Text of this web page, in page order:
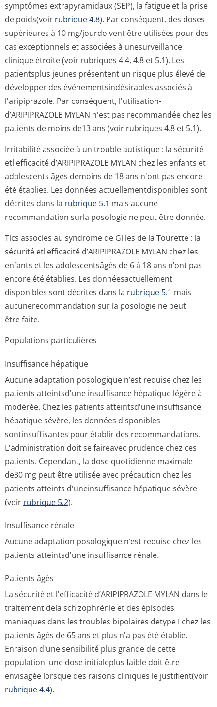
symptômes extrapyramidaux (SEP), la fatigue et la prise
de poids(voir rubrique 4.8). Par conséquent, des doses
supérieures à 10 mg/jourdoivent être utilisées pour des
cas exceptionnels et associées à unesurveillance
clinique étroite (voir rubriques 4.4, 4.8 et 5.1). Les
patientsplus jeunes présentent un risque plus élevé de
développer des événementsindé­sirables associés à
l'aripiprazole. Par conséquent, l'utilisation­
d’ARIPIPRAZOLE MYLAN n'est pas recommandée chez les
patients de moins de13 ans (voir rubriques 4.8 et 5.1).
Irritabilité associée à un trouble autistique : la sécurité
etl'efficacité d’ARIPIPRAZOLE MYLAN chez les enfants et
adolescents âgés demoins de 18 ans n'ont pas encore
été établies. Les données actuellementdis­ponibles sont
décrites dans la rubrique 5.1 mais aucune
recommandation surla posologie ne peut être donnée.
Tics associés au syndrome de Gilles de la Tourette : la
sécurité etl’efficacité d’ARIPIPRAZOLE MYLAN chez les
enfants et les adolescentsâgés de 6 à 18 ans n’ont pas
encore été établies. Les donnéesactuellement
disponibles sont décrites dans la rubrique 5.1 mais
aucunerecomman­dation sur la posologie ne peut
être faite.
Populations particulières
Insuffisance hépatique
Aucune adaptation posologique n’est requise chez les
patients atteintsd'une insuffisance hépatique légère à
modérée. Chez les patients atteintsd'une insuffisance
hépatique sévère, les données disponibles
sontinsuffisantes pour établir des recommandations.
L'administration doit se faireavec prudence chez ces
patients. Cependant, la dose quotidienne maximale
de30 mg peut être utilisée avec précaution chez les
patients atteints d'uneinsuffisance hépatique sévère
(voir rubrique 5.2).
Insuffisance rénale
Aucune adaptation posologique n’est requise chez les
patients atteintsd'une insuffisance rénale.
Patients âgés
La sécurité et l'efficacité d’ARIPIPRAZOLE MYLAN dans le
traitement dela schizophrénie et des épisodes
maniaques dans les troubles bipolaires detype I chez les
patients âgés de 65 ans et plus n'a pas été établie.
Enraison d'une sensibilité plus grande de cette
population, une dose initialeplus faible doit être
envisagée lorsque des raisons cliniques le justifient(voir
rubrique 4.4).